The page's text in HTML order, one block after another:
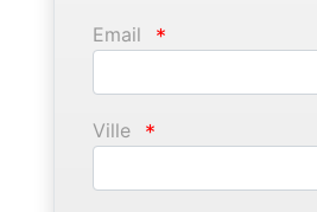
Email *
Ville *